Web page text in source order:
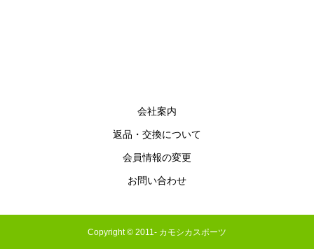
会社案内
返品・交換について
会員情報の変更
お問い合わせ
Copyright © 2011- カモシカスポーツ